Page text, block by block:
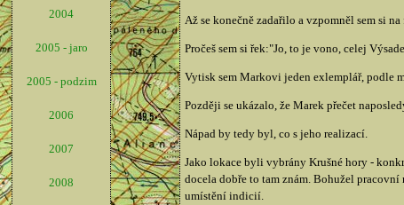
2004
2005 - jaro
2005 - podzim
2006
2007
2008
Až se konečně zadařilo a vzpomněl sem si
Pročeš sem si řek:"Jo, to je vono, celej
Vytisk sem Markovi jeden exlemplář, podle
Později se ukázalo, že Marek přečet
Nápad by tedy byl, co s jeho realizací.
Jako lokace byli vybrány Krušné hory -
docela dobře to tam znám. Bohužel
umístění indicií.